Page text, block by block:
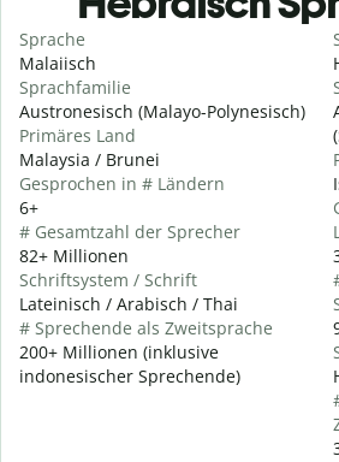
Sprache
Malaiisch
Sprachfamilie
Austronesisch (Malayo-Polynesisch)
Primäres Land
Malaysia / Brunei
Gesprochen in # Ländern
6+
# Gesamtzahl der Sprecher
82+ Millionen
Schriftsystem / Schrift
Lateinisch / Arabisch / Thai
# Sprechende als Zweitsprache
200+ Millionen (inklusive
indonesischer Sprechende)